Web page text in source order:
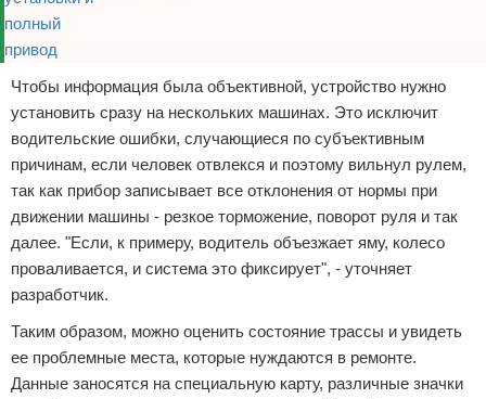
Чтобы информация была объективной, устройство нужно
установить сразу на нескольких машинах. Это исключит
водительские ошибки, случающиеся по субъективным
причинам, если человек отвлекся и поэтому вильнул рулем,
так как прибор записывает все отклонения от нормы при
движении машины - резкое торможение, поворот руля и так
далее. "Если, к примеру, водитель объезжает яму, колесо
проваливается, и система это фиксирует", - уточняет
разработчик.
Таким образом, можно оценить состояние трассы и увидеть
ее проблемные места, которые нуждаются в ремонте.
Данные заносятся на специальную карту, различные значки